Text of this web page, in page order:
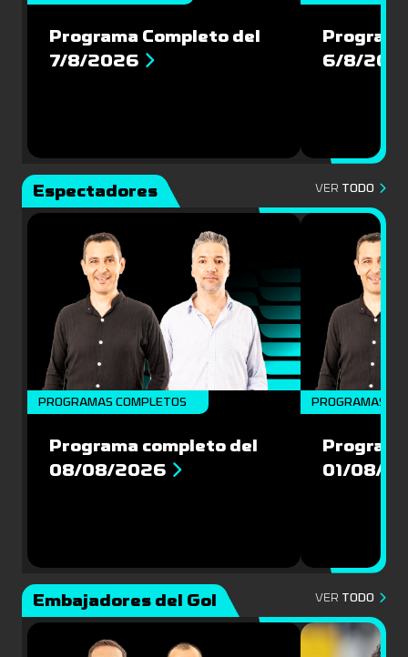
Programa Completo del
7/8/2026
6/8/
Espectadores VER TODO
PROGRAMAS COMPLETOS
Programa completo del
08/08/2026
PROGRAMAS
01/08/
Embajadores del Gol VER TODO